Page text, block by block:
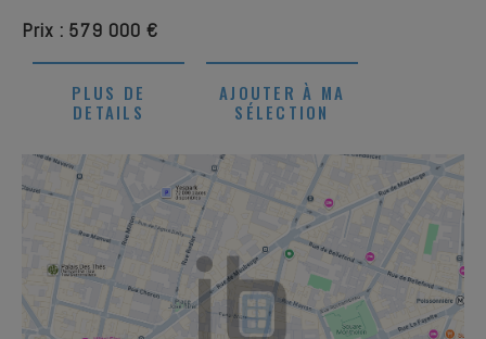
Prix : 579 000 €
PLUS DE
DETAILS
AJOUTER À MA
SÉLECTION